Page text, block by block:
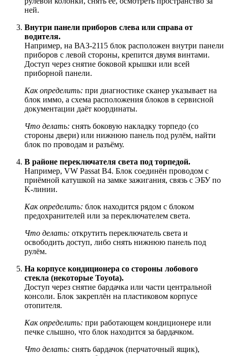
ней.
Внутри панели приборов слева или справа от
водителя.
Например, на ВАЗ-2115 блок расположен внутри панели
приборов с левой стороны, крепится двумя винтами.
Доступ через снятие боковой крышки или всей
приборной панели.
Как определить: при диагностике сканер указывает на
блок иммо, а схема расположения блоков в сервисной
документации даёт координаты.
Что делать: снять боковую накладку торпедо (со
стороны двери) или нижнюю панель под рулём, найти
блок по проводам и разъёму.
В районе переключателя света под торпедой.
Например, VW Passat B4. Блок соединён проводом с
приёмной катушкой на замке зажигания, связь с ЭБУ по
K-линии.
Как определить: блок находится рядом с блоком
предохранителей или за переключателем света.
Что делать: открутить переключатель света и
освободить доступ, либо снять нижнюю панель под
рулём.
На корпусе кондиционера со стороны лобового
стекла (некоторые Toyota).
Доступ через снятие бардачка или части центральной
консоли. Блок закреплён на пластиковом корпусе
отопителя.
Как определить: при работающем кондиционере или
печке слышно, что блок находится за бардачком.
Что делать: снять бардачок (перчаточный ящик),